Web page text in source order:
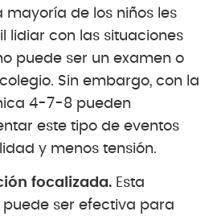
mayoría de los niños les
lidiar con las situaciones
puede ser un examen o
Sin embargo, con la
4-7-8 pueden
este tipo de eventos
y menos tensión.
focalizada. Esta
ser efectiva para